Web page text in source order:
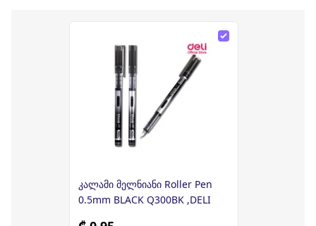
კალამი მელნიანი Roller Pen
0.5mm BLACK Q300BK ,DELI